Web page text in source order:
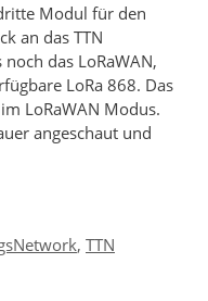
Modul für den
an das TTN
das LoRaWAN,
LoRa 868. Das
LoRaWAN Modus.
angeschaut und
, TTN